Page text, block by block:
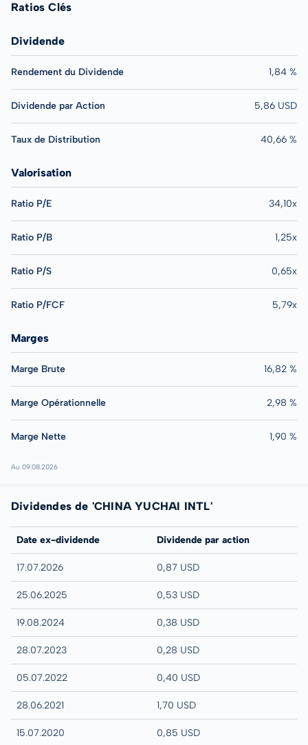
Ratios Clés
Dividende
Rendement du Dividende 1,84 %
Dividende par Action 5,86 USD
Taux de Distribution 40,66 %
Valorisation
Ratio P/E 34,10x
Ratio P/B 1,25x
Ratio P/S 0,65x
Ratio P/FCF 5,79x
Marges
Marge Brute 16,82 %
Marge Opérationnelle 2,98 %
Marge Nette 1,90 %
Au 09.08.2026
Dividendes de 'CHINA YUCHAI INTL'
Date ex-dividende Dividende par action
17.07.2026 0,87 USD
25.06.2025 0,53 USD
19.08.2024 0,38 USD
28.07.2023 0,28 USD
05.07.2022 0,40 USD
28.06.2021 1,70 USD
15.07.2020 0,85 USD